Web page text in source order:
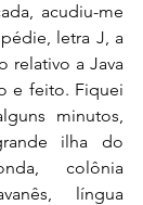
acudiu-me
letra J, a
relativo a Java
e feito. Fiquei
minutos,
ilha do
colônia
língua